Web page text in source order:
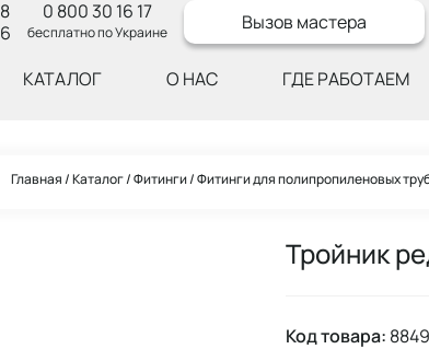
0 800 30 16 17
бесплатно по Украине Вызов мастера
КАТАЛОГ О НАС ГДЕ РАБОТАЕМ
Главная Каталог Фитинги Фитинги для полипропиленовых
Тройник
Код товара: